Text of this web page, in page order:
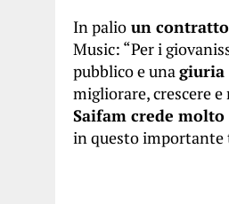
In palio un contratto
Music: “Per i
pubblico e unagiuria
migliorare, crescere
Saifam crede
in questo importante